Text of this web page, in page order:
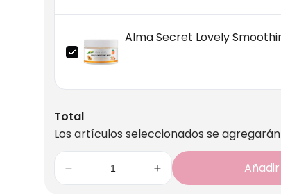
Alma Secret Lovely
Total
Los artículos seleccionados se